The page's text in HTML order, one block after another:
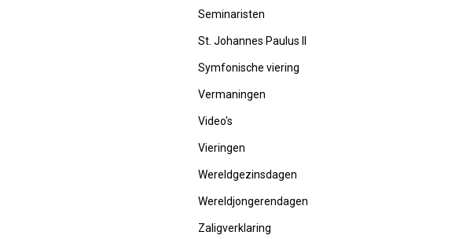
Seminaristen
St. Johannes Paulus II
Symfonische viering
Vermaningen
Video's
Vieringen
Wereldgezinsdagen
Wereldjongerendagen
Zaligverklaring